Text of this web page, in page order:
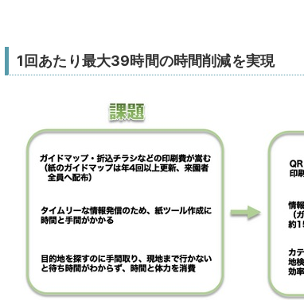
1回あたり最大39時間の時間削減を実現